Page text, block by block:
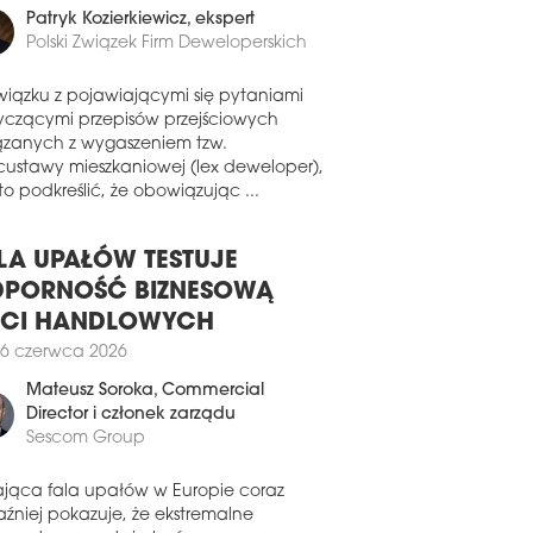
umowy najmu.
lipca 2026
KAROLINKĘ
Rockcastle, największy właściciel i
centrów handlowych w regionie
powiększy Centrum Handlowe
lipca 2026
KOMERCJALIZACJA GALERII
powstaje pierwsza galeria
rozrywkowa w jednej z
atrakcyjnych lokalizacji
w południowej Polsce – na
Równi Szaflarskiej.
lipca 2026
OTWORZY SKLEP W GALERII
Patryk Kozierkiewicz, ekspert
Polski Związek Firm Deweloperskich
z pojawiającymi się pytaniami
przepisów przejściowych
z wygaszeniem tzw.
mieszkaniowej (lex deweloper),
podkreślić, że obowiązując ...
UPAŁÓW TESTUJE
BIZNESOWĄ
HANDLOWYCH
czerwca 2026
Mateusz Soroka, Commercial
Director i członek zarządu
Sescom Group
fala upałów w Europie coraz
pokazuje, że ekstremalne